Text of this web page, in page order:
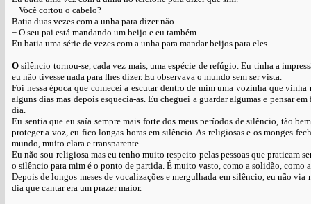
− Você cortou o cabelo?
Batia duas vezes com a unha para dizer não.
− O seu pai está mandando um beijo e eu também.
Eu batia uma série de vezes com a unha para mandar beijos para eles.
O silêncio tornou-se, cada vez mais, uma espécie de refúgio. Eu tinha a
eu não tivesse nada para lhes dizer. Eu observava o mundo sem ser vista.
Foi nessa época que comecei a escutar dentro de mim uma vozinha que
alguns dias mas depois esquecia-as. Eu cheguei a guardar algumas e pensar
dia.
Eu sentia que eu saía sempre mais forte dos meus períodos de silêncio, tão
proteger a voz, eu fico longas horas em silêncio. As religiosas e os monges
mundo, muito clara e transparente.
Eu não sou religiosa mas eu tenho muito respeito pelas pessoas que praticam
o silêncio para mim é o ponto de partida. É muito vasto, como a solidão, como
Depois de longos meses de vocalizações e mergulhada em silêncio, eu não
dia que cantar era um prazer maior.